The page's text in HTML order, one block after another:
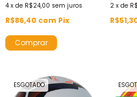
4 xde R$24,00 sem juros
R$86,40 com Pix
2 xde
ESGOTADO